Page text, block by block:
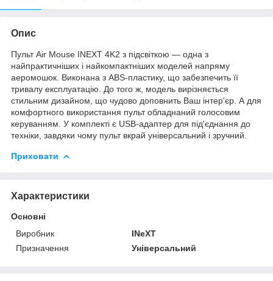
Опис
Пульт Air Mouse INEXT 4K2 з підсвіткою — одна з
найпрактичніших і найкомпактніших моделей напряму
аеромошок. Виконана з ABS-пластику, що забезпечить її
тривалу експлуатацію. До того ж, модель вирізняється
стильним дизайном, що чудово доповнить Ваш інтер'єр. А для
комфортного використання пульт обладнаний голосовим
керуванням. У комплекті є USB-адаптер для під'єднання до
техніки, завдяки чому пульт вкрай універсальний і зручний.
Приховати
Характеристики
Основні
Виробник
INeXT
Призначення
Універсальний